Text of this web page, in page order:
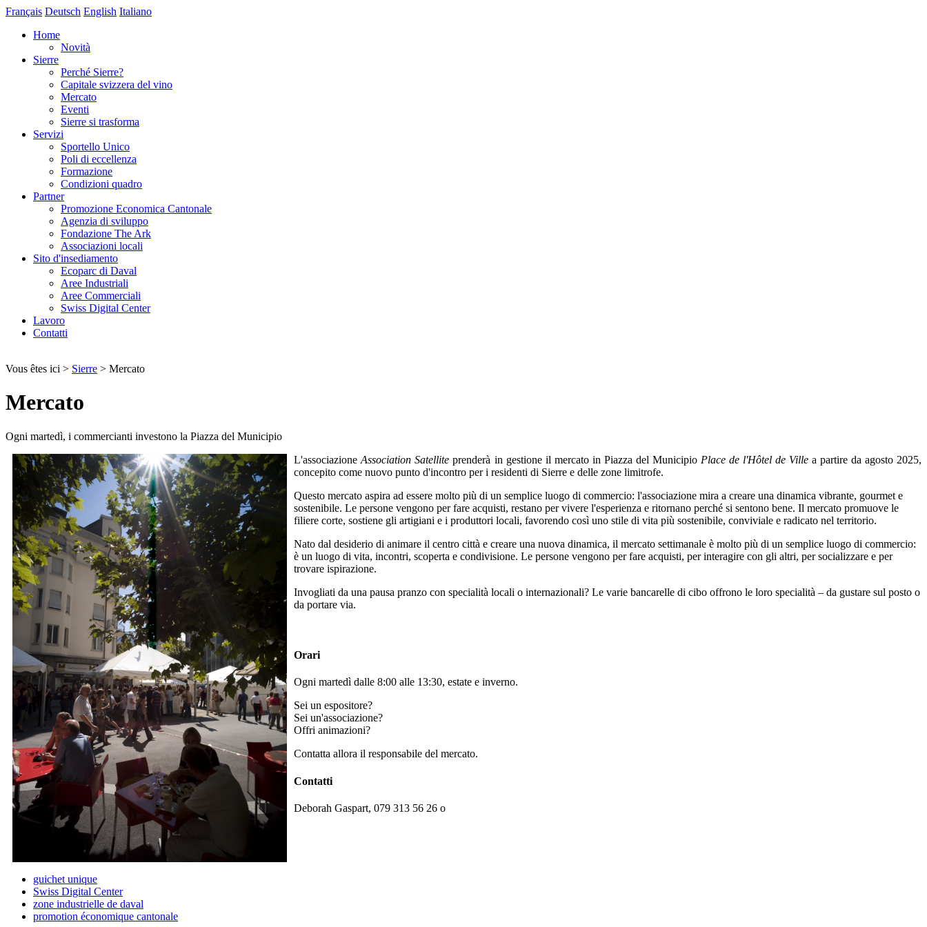
Français Deutsch English Italiano
Home
Novità
Sierre
Perché Sierre?
Capitale svizzera del vino
Mercato
Eventi
Sierre si trasforma
Servizi
Sportello Unico
Poli di eccellenza
Formazione
Condizioni quadro
Partner
Promozione Economica Cantonale
Agenzia di sviluppo
Fondazione The Ark
Associazioni locali
Sito d'insediamento
Ecoparc di Daval
Aree Industriali
Aree Commerciali
Swiss Digital Center
Lavoro
Contatti
Vous êtes ici > Sierre > Mercato
Mercato
Ogni martedì, i commercianti investono la Piazza del Municipio
L'associazioneAssociation Satellite prenderà in gestione il mercato in Piazza del Municipio Place de l'Hôtel de Villea partire da agosto 2025,
concepito come nuovo punto d'incontro per i residenti di Sierre e delle zone limitrofe.
Questo mercato aspira ad essere molto più di un semplice luogo di commercio: l'associazione mira a creare una dinamica vibrante, gourmet e
sostenibile. Le persone vengono per fare acquisti, restano per vivere l'esperienza e ritornano perché si sentono bene. Il mercato promuove le
filiere corte, sostiene gli artigiani e i produttori locali, favorendo così uno stile di vita più sostenibile, conviviale e radicato nel territorio.
Nato dal desiderio di animare il centro città e creare una nuova dinamica, il mercato settimanale è molto più di un semplice luogo di commercio:
è un luogo di vita, incontri, scoperta e condivisione. Le persone vengono per fare acquisti, per interagire con gli altri, per socializzare e per
trovare ispirazione.
Invogliati da una pausa pranzo con specialità locali o internazionali? Le varie bancarelle di cibo offrono le loro specialità – da gustare sul posto o
da portare via.
Orari
Ogni martedì dalle 8:00 alle 13:30, estate e inverno.
Sei un espositore?
Sei un'associazione?
Offri animazioni?
Contatta allora il responsabile del mercato.
Contatti
Deborah Gaspart, 079 313 56 26 o
guichet unique
Swiss Digital Center
zone industrielle de daval
promotion économique cantonale